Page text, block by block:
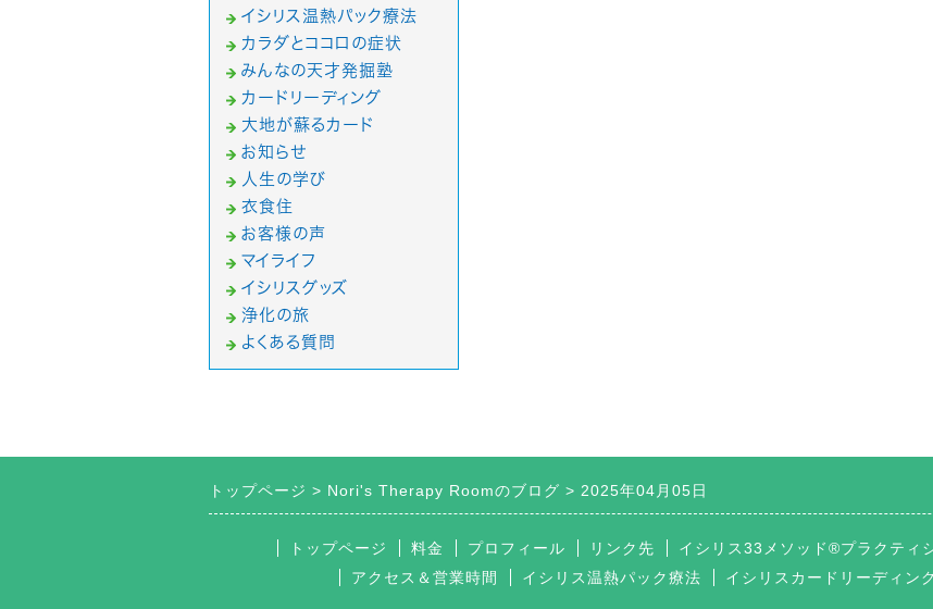
イシリス温熱パック療法
カラダとココロの症状
みんなの天才発掘塾
カードリーディング
大地が蘇るカード
お知らせ
人生の学び
衣食住
お客様の声
マイライフ
イシリスグッズ
浄化の旅
よくある質問
トップページ Nori's Therapy Roomのブログ 2025年04月05日
トップページ 料金 プロフィール リンク先 イシリス33メソッド®プラクティ
アクセス＆営業時間
イシリス温熱パック療法 イシリスカードリーディン